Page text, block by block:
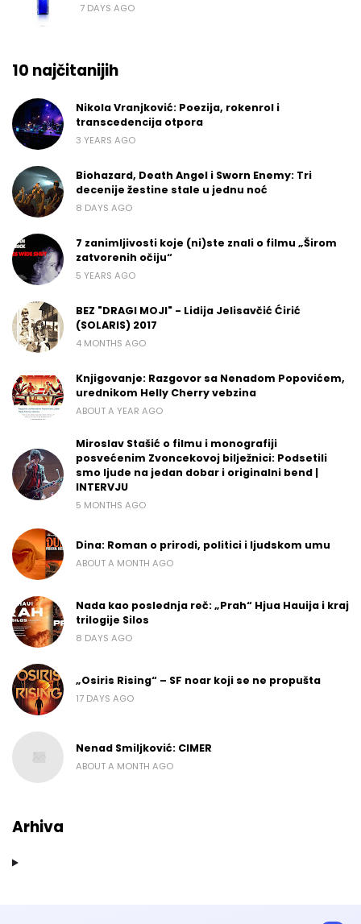
7 DAYS AGO
10 najčitanijih
Nikola Vranjković: Poezija, rokenrol i
transcedencija otpora
3 YEARS AGO
Biohazard, Death Angel i Sworn Enemy: Tri
decenije žestine stale u jednu noć
8 DAYS AGO
7 zanimljivosti koje (ni)ste znali o filmu „Širom
zatvorenih očiju“
5 YEARS AGO
BEZ "DRAGI MOJI" - Lidija Jelisavčić Ćirić
(SOLARIS) 2017
4 MONTHS AGO
Knjigovanje: Razgovor sa Nenadom Popovićem,
urednikom Helly Cherry vebzina
ABOUT A YEAR AGO
Miroslav Stašić o filmu i monografiji
posvećenim Zvoncekovoj bilježnici: Podsetili
smo ljude na jedan dobar i originalni bend |
INTERVJU
5 MONTHS AGO
Dina: Roman o prirodi, politici i ljudskom umu
ABOUT A MONTH AGO
Nada kao poslednja reč: „Prah“ Hjua Hauija i kraj
trilogije Silos
8 DAYS AGO
„Osiris Rising“ – SF noar koji se ne propušta
17 DAYS AGO
Nenad Smiljković: CIMER
ABOUT A MONTH AGO
Arhiva